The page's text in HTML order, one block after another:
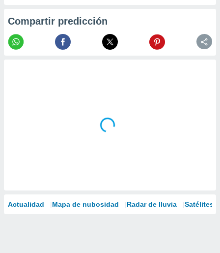
Compartir predicción
Actualidad Mapa de nubosidad Radar de lluvia Satélites